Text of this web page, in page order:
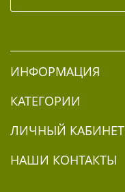
ИНФОРМАЦИЯ
КАТЕГОРИИ
ЛИЧНЫЙ КАБИНЕТ
НАШИ КОНТАКТЫ